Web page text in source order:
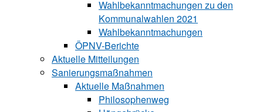
Wahlbekanntmachungen zu den
Kommunalwahlen 2021
Wahlbekanntmachungen
ÖPNV-Berichte
Aktuelle Mitteilungen
Sa‍ni‍erungs‍maß‍nah‍men
Aktuelle Maßnahmen
Philosophenweg